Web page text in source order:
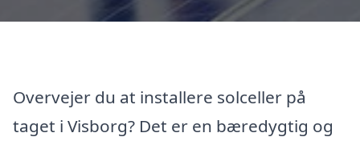
Overvejer du at installere solceller på
taget i Visborg? Det er en bæredygtig og